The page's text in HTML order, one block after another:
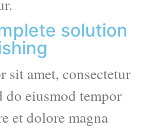
solution
sit amet, consectetur
eiusmod tempor
et dolore magna